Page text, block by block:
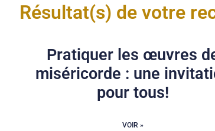
Résultat(s) de votre
Pratiquer les œuvres
miséricorde : une
pour tous!
VOIR »